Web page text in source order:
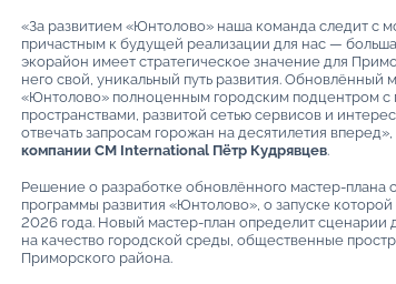
«За развитием «Юнтолово» наша команда следит с
причастным к будущей реализации для нас —
экорайон имеет стратегическое значение для
него свой, уникальный путь развития. Обновлённый
«Юнтолово» полноценным городским подцентром
пространствами, развитой сетью сервисов и
отвечать запросам горожан на десятилетия
компании CM International Пётр Кудрявцев.
Решение о разработке обновлённого мастер-плана
программы развития «Юнтолово», о запуске
2026 года. Новый мастер-план определит
на качество городской среды, общественные
Приморского района.